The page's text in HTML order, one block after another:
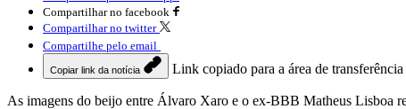
Compartilhar no facebook
Compartilhar no twitter
Compartilhe pelo email
Copiar link da notícia Link copiado para a área de transferência
As imagens do beijo entre Álvaro Xaro e o ex-BBB Matheus Lisboa